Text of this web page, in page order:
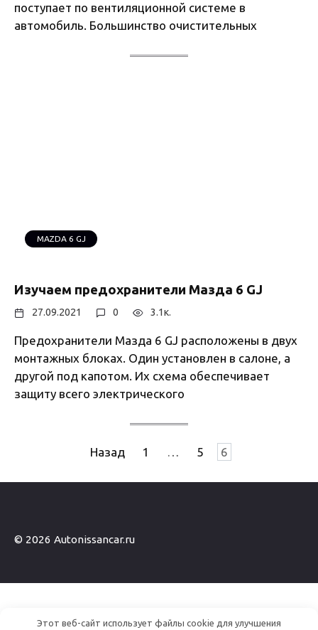
поступает по вентиляционной системе в
автомобиль. Большинство очистительных
MAZDA 6 GJ
Изучаем предохранители Мазда 6 GJ
27.09.2021 0 3.1к.
Предохранители Мазда 6 GJ расположены в двух
монтажных блоках. Один установлен в салоне, а
другой под капотом. Их схема обеспечивает
защиту всего электрического
Назад 1 … 5 6
© 2026 Autonissancar.ru
Этот веб-сайт использует файлы cookie для улучшения